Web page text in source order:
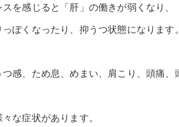
を感じると「肝」の働きが弱くなり、
ぽくなったり、抑うつ状態になります。
感、ため息、めまい、肩こり、頭痛、
な症状があります。